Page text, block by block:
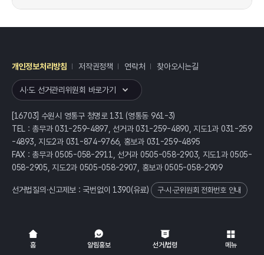
홈 알림홍보 선거/법령 메뉴
개인정보처리방침 저작권정책 연락처 찾아오시는길
시·도 선거관리위원회 바로가기
[16703] 수원시 영통구 청명로 131 (영통동 961-3)
TEL : 총무과 031-259-4897, 선거과 031-259-4890, 지도1과 031-259
-4893, 지도2과 031-874-9766, 홍보과 031-259-4895
FAX : 총무과 0505-058-2911, 선거과 0505-058-2903, 지도1과 0505-
058-2905, 지도2과 0505-058-2907, 홍보과 0505-058-2909
선거법질의·신고제보 : 국번없이 1390(유료) 구·시·군위원회 전화번호 안내